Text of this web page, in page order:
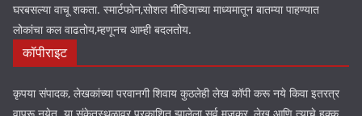
घरबसल्या वाचू शकता. स्मार्टफोन,सोशल मीडियाच्या माध्यमातून बातम्या पाहण्यात
लोकांचा कल वाढतोय,म्हणूनच आम्ही बदलतोय.
कॉपीराइट
कृपया संपादक, लेखकांच्या परवानगी शिवाय कुठलेही लेख कॉपी करू नये किवा इतरत्र